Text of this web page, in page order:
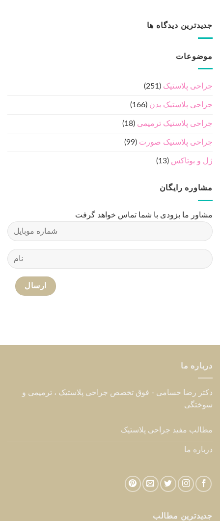
جدیدترین دیدگاه ها
موضوعات
جراحی پلاستیک (251)
جراحی پلاستیک بدن (166)
جراحی پلاستیک ترمیمی (18)
جراحی پلاستیک صورت (99)
ژل و بوتاکس (13)
مشاوره رایگان
مشاور ما بزودی با شما تماس خواهد گرفت
درباره ما
دکتر رضا حسامی - فوق تخصص جراحی پلاستیک ، ترمیمی و
سوختگی
مطالب مفید جراحی پلاستیک
درباره ما
جدیدترین مطالب